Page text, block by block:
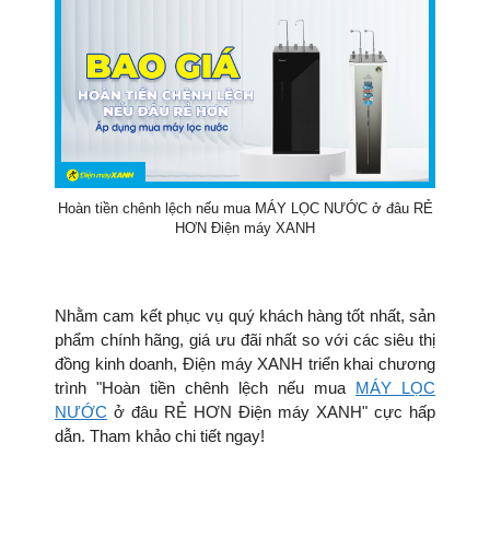
Hoàn tiền chênh lệch nếu mua MÁY LỌC NƯỚC ở đâu RẺ
HƠN Điện máy XANH
Nhằm cam kết phục vụ quý khách hàng tốt nhất, sản
phẩm chính hãng, giá ưu đãi nhất so với các siêu thị
đồng kinh doanh, Điện máy XANH triển khai chương
trình "Hoàn tiền chênh lệch nếu mua MÁY LỌC
NƯỚC ở đâu RẺ HƠN Điện máy XANH" cực hấp
dẫn. Tham khảo chi tiết ngay!